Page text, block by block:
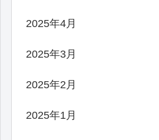
2025年4月
2025年3月
2025年2月
2025年1月